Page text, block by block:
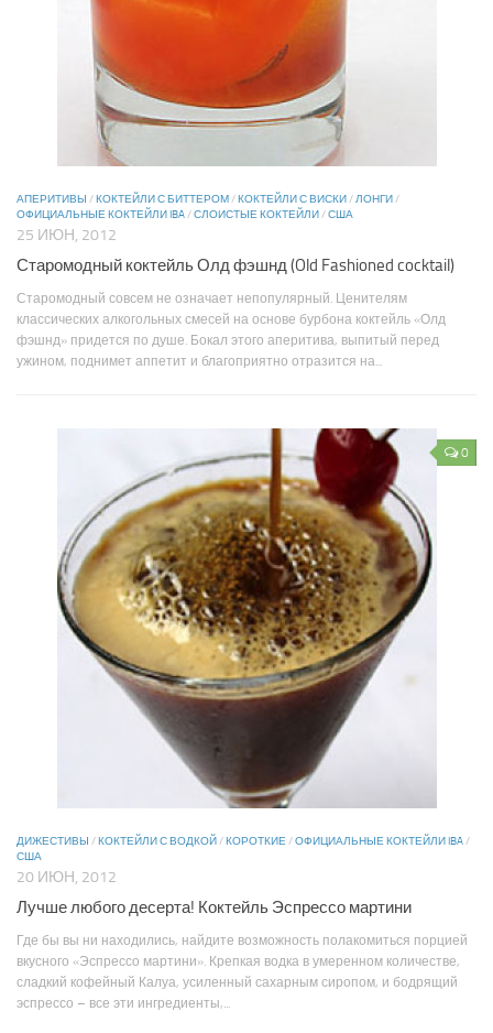
АПЕРИТИВЫ /КОКТЕЙЛИ С БИТТЕРОМ/КОКТЕЙЛИ С ВИСКИ/ЛОНГИ/
ОФИЦИАЛЬНЫЕ КОКТЕЙЛИ IBA/СЛОИСТЫЕ КОКТЕЙЛИ/США
25 ИЮН, 2012
Старомодный коктейль Олд фэшнд (Old Fashioned cocktail)
Старомодный совсем не означает непопулярный. Ценителям
классических алкогольных смесей на основе бурбона коктейль «Олд
фэшнд» придется по душе. Бокал этого аперитива, выпитый перед
ужином, поднимет аппетит и благоприятно отразится на...
0
ДИЖЕСТИВЫ /КОКТЕЙЛИ С ВОДКОЙ/КОРОТКИЕ/ОФИЦИАЛЬНЫЕ КОКТЕЙЛИ IBA/
США
20 ИЮН, 2012
Лучше любого десерта! Коктейль Эспрессо мартини
Где бы вы ни находились, найдите возможность полакомиться порцией
вкусного «Эспрессо мартини». Крепкая водка в умеренном количестве,
сладкий кофейный Калуа, усиленный сахарным сиропом, и бодрящий
эспрессо – все эти ингредиенты,...